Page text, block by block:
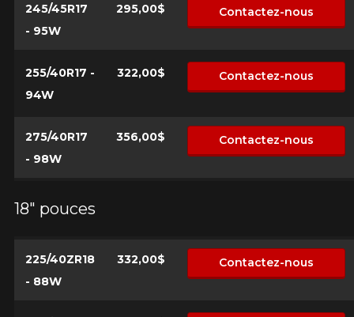
245/45R17
- 95W
295,00$ Contactez-nous
255/40R17 -
94W
322,00$ Contactez-nous
275/40R17
- 98W
356,00$ Contactez-nous
18" pouces
225/40ZR18
- 88W
332,00$ Contactez-nous